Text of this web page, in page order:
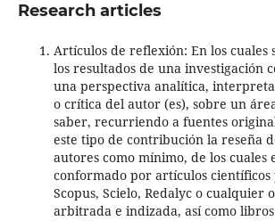
Research articles
Artículos de reflexión: En los cuales
los resultados de una investigación
una perspectiva analítica,
o crítica del autor (es), sobre un
saber, recurriendo a fuentes
este tipo de contribución la reseña
autores como mínimo, de los cuales
conformado por artículos científicos
Scopus, Scielo, Redalyc o cualquier
arbitrada e indizada, así como